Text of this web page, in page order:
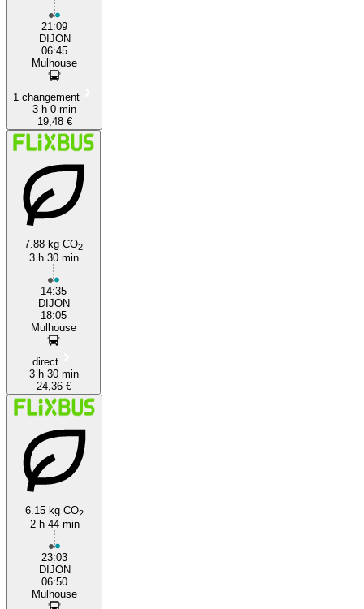
21:09
DIJON
06:45
Mulhouse
1 changement
3 h 0 min
19,48 €
7.88 kg CO2
3 h 30 min
14:35
DIJON
18:05
Mulhouse
direct
3 h 30 min
24,36 €
6.15 kg CO2
2 h 44 min
23:03
DIJON
06:50
Mulhouse